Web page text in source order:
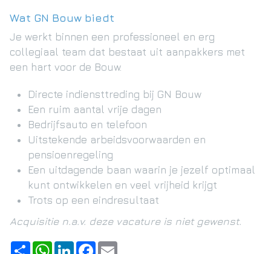
Wat GN Bouw biedt
Je werkt binnen een professioneel en erg
collegiaal team dat bestaat uit aanpakkers met
een hart voor de Bouw.
Directe indiensttreding bij GN Bouw
Een ruim aantal vrije dagen
Bedrijfsauto en telefoon
Uitstekende arbeidsvoorwaarden en
pensioenregeling
Een uitdagende baan waarin je jezelf optimaal
kunt ontwikkelen en veel vrijheid krijgt
Trots op een eindresultaat
Acquisitie n.a.v. deze vacature is niet gewenst.
Deel WhatsApp
LinkedInFacebook